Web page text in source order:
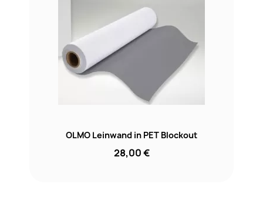
OLMO Leinwand in PET Blockout
28,00 €